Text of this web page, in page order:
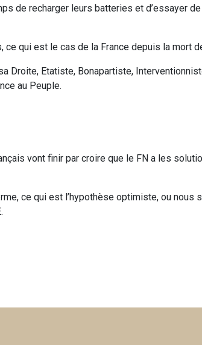
de recharger leurs batteries et d’essayer
ce qui est le cas de la France depuis la mort
Droite, Etatiste, Bonapartiste,
au Peuple.
vont finir par croire que le FN a les
ce qui est l’hypothèse optimiste, ou nous